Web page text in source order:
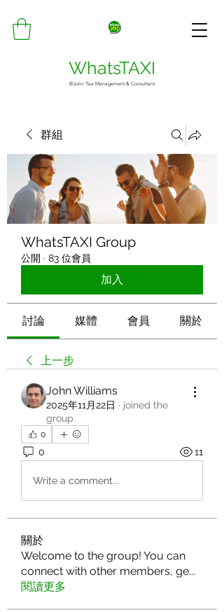
WhatsTAXI
©Jolin Taxi Management & Consultant
群組
WhatsTAXI Group
公開 · 83 位會員
加入
討論 媒體 會員 關於
上一步
John Williams
2025年11月22日 · joined the
group.
0
0 11
Write a comment...
關於
Welcome to the group! You can
connect with other members, ge...
閱讀更多